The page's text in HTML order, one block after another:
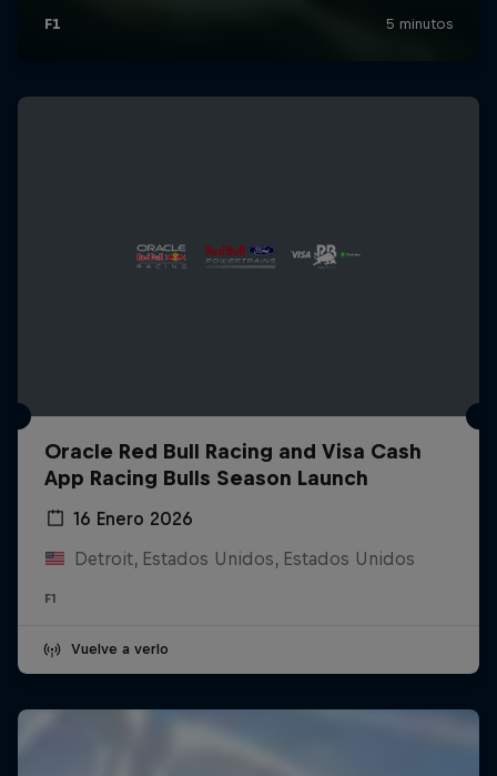
Oracle Red Bull Racing and Visa Cash
App Racing Bulls Season Launch
16 Enero 2026
Detroit, Estados Unidos, Estados Unidos
F1
Vuelve a verlo